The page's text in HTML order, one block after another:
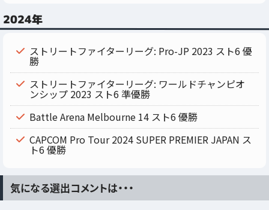
2024年
ストリートファイターリーグ: Pro-JP 2023 スト6 優
勝
ストリートファイターリーグ: ワールドチャンピオ
ンシップ 2023 スト6 準優勝
Battle Arena Melbourne 14 スト6 優勝
CAPCOM Pro Tour 2024 SUPER PREMIER JAPAN ス
ト6 優勝
気になる選出コメントは・・・